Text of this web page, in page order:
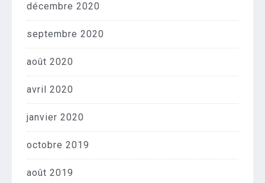
décembre 2020
septembre 2020
août 2020
avril 2020
janvier 2020
octobre 2019
août 2019